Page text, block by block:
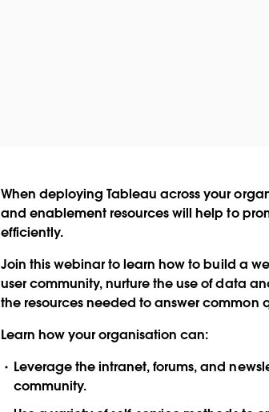
When deploying Tableau across your
and enablement resources will help to
efficiently.
Join this webinar to learn how to build a
user community, nurture the use of data
the resources needed to answer common
Learn how your organisation can:
Leverage the intranet, forums, and
community.